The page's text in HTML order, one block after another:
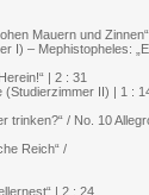
Mauern und
I) – Mephistopheles:
| 2 : 31
(Studierzimmer II) | 1 :
trinken?“ / No. 10
Reich“ /
| 2 : 24